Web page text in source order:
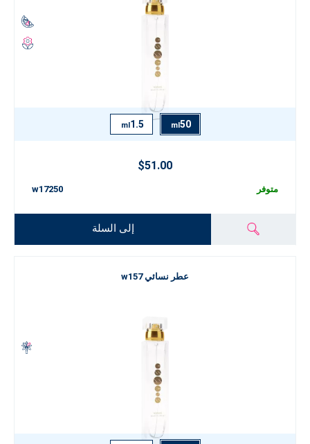
50
ml
1.5
ml
$51.00
w17250 متوفر
إلى السلة
عطر نسائي w157